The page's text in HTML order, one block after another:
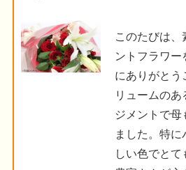
このたびは、
ントフラワー
にありがとう
リュームのあ
ジメントで母
ました。特に
しい色でとて